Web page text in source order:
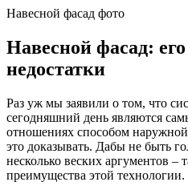
Навесной фасад фото
Навесной фасад:
недостатки
Раз уж мы заявили о том, что
сегодняшний день являются
отношениях способом
это доказывать. Дабы не быть
несколько веских аргументов –
преимущества этой